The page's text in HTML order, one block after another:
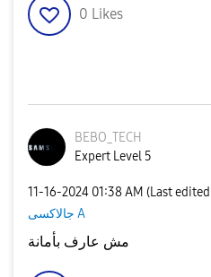
0 Likes
BEBO_TECH
Expert Level 5
‎11-16-2024 01:38 AM (Last edited
جالاكسى A
مش عارف بأمانة